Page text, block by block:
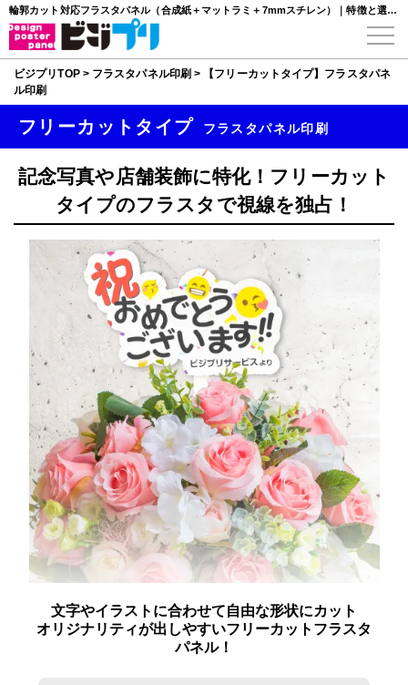
輪郭カット対応フラスタパネル（合成紙＋マットラミ＋7mmスチレン）｜特徴と選び方
ビジプリTOP> フラスタパネル印刷 >
【フリーカットタイプ】フラスタパネ
ル印刷
フリーカットタイプ フラスタパネル印刷
記念写真や店舗装飾に特化！フリーカット
タイプのフラスタで視線を独占！
文字やイラストに合わせて自由な形状にカット
オリジナリティが出しやすいフリーカットフラスタ
パネル！